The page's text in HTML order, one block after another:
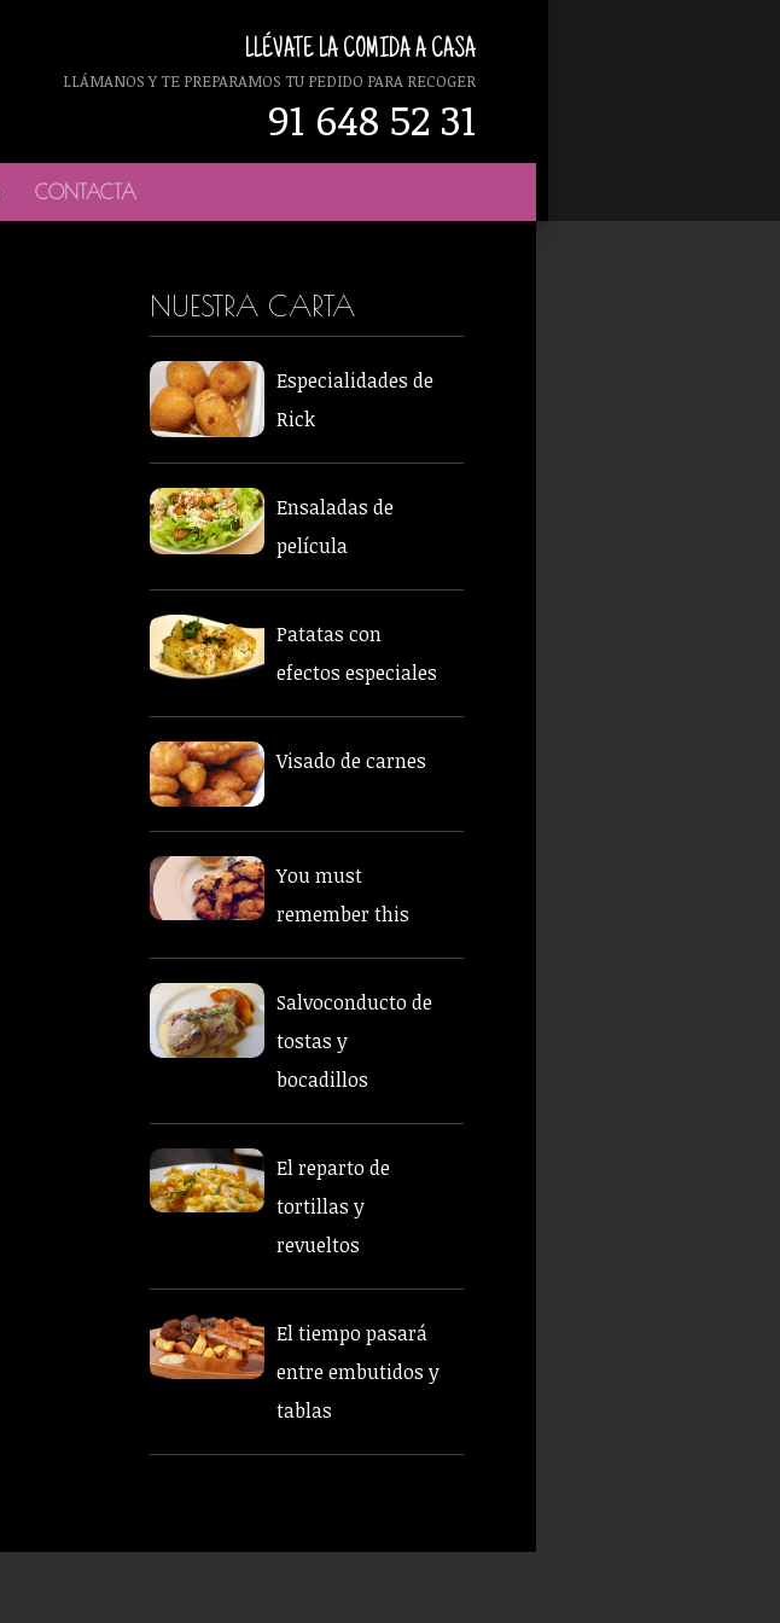
LLÉVATE LA COMIDA A CASA
LLÁMANOS Y TE PREPARAMOS TU PEDIDO PARA RECOGER
91 648 52 31
CONTACTA
NUESTRA CARTA
Especialidades de
Rick
Ensaladas de
película
Patatas con
efectos especiales
Visado de carnes
You must
remember this
Salvoconducto de
tostas y
bocadillos
El reparto de
tortillas y
revueltos
El tiempo pasará
entre embutidos y
tablas